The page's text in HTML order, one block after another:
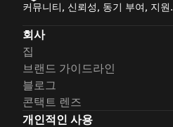
커뮤니티, 신뢰성, 동기 부여, 지원.
회사
집
브랜드 가이드라인
블로그
콘택트 렌즈
개인적인 사용